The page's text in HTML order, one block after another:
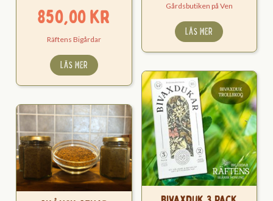
Gårdsbutiken på Ven
LÄS MER
850,00kr
Räftens Bigårdar
LÄS MER